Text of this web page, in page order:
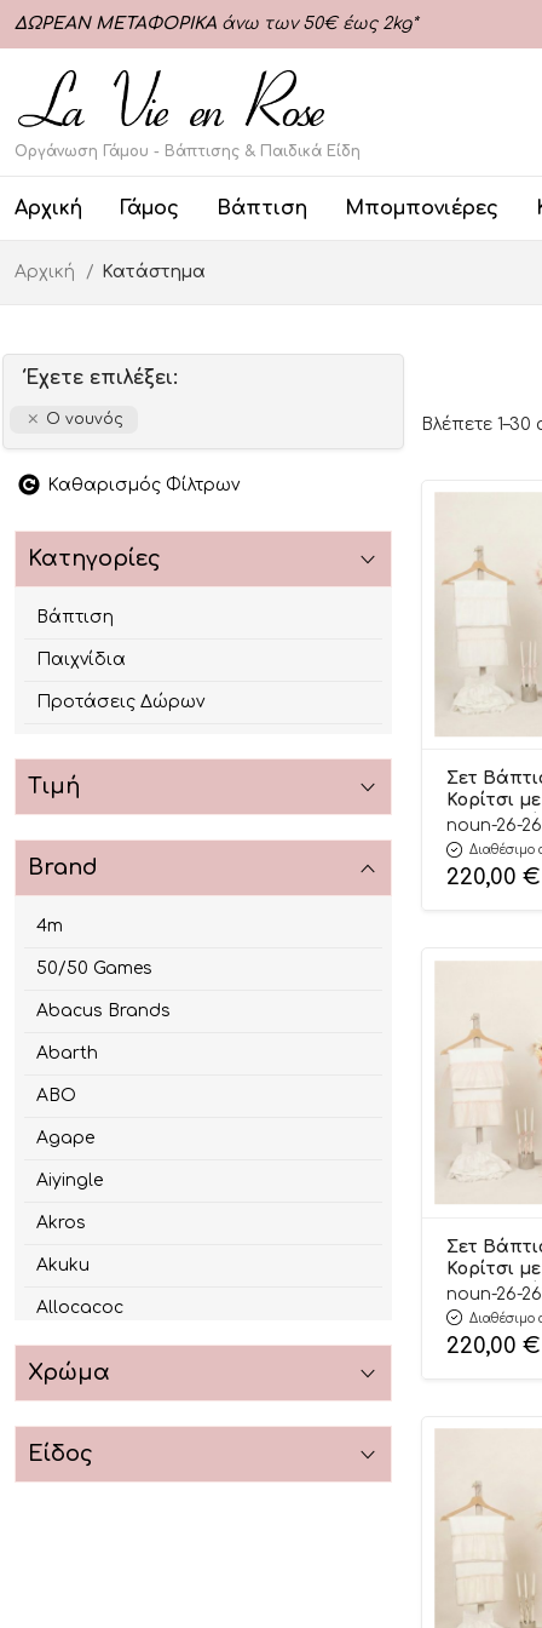
ΔΩΡΕΑΝ ΜΕΤΑΦΟΡΙΚΑ άνω των 50€ έως 2kg*
Οργάνωση Γάμου - Βάπτισης & Παιδικά Είδη
Αρχική Γάμος Βάπτιση Μπομπονιέρες
Αρχική Κατάστημα
Έχετε επιλέξει:
Ο νουνός
Καθαρισμός Φίλτρων
Κατηγορίες
Βάπτιση
Παιχνίδια
Προτάσεις Δώρων
Τιμή
Brand
4m
50/50 Games
Abacus Brands
Abarth
ABO
Agape
Aiyingle
Akros
Akuku
Allocacoc
Alzira
Angel Wings
Χρώμα
Είδος
Βλέπετε
Σετ
Κορίτσι
με
Ροζ 26120
noun-26-
Διαθέσιμο
220,00 €
Σετ
Κορίτσι
με
Πούδρα
noun-26-
Διαθέσιμο
220,00 €